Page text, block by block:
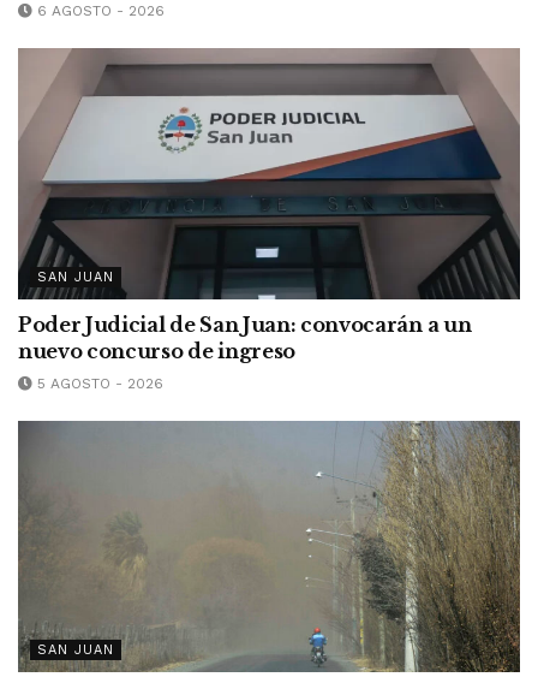
6 AGOSTO - 2026
SAN JUAN
Poder Judicial de San Juan: convocarán a un
nuevo concurso de ingreso
5 AGOSTO - 2026
SAN JUAN